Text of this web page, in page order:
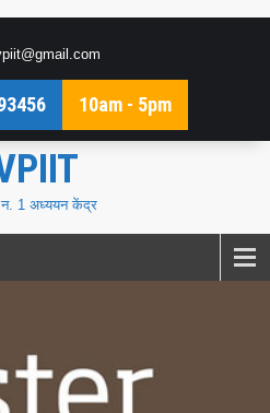
10am - 5pm
न. 1 अध्ययन केंद्र